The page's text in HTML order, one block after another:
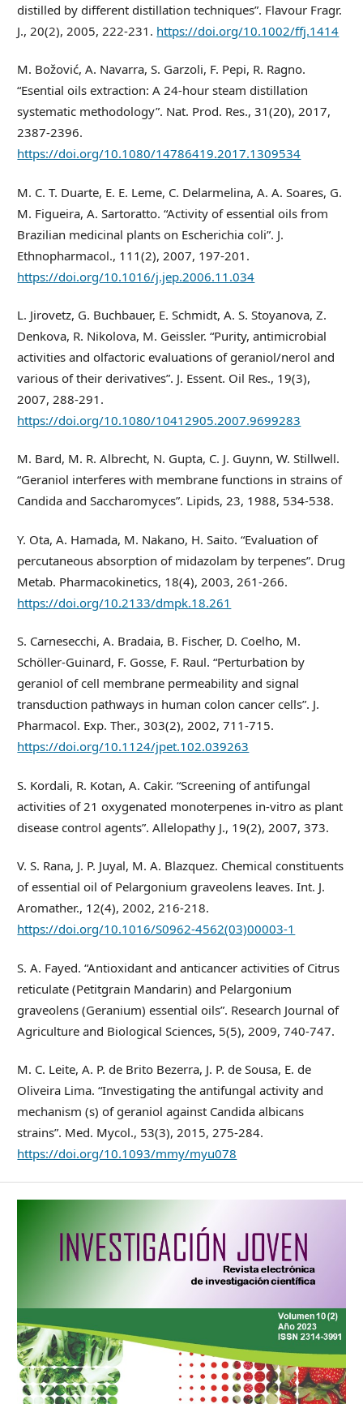
distilled by different distillation techniques”. Flavour Fragr.
J., 20(2), 2005, 222-231. https://doi.org/10.1002/ffj.1414
M. Božović, A. Navarra, S. Garzoli, F. Pepi, R. Ragno.
“Esential oils extraction: A 24-hour steam distillation
systematic methodology”. Nat. Prod. Res., 31(20), 2017,
2387-2396.
https://doi.org/10.1080/14786419.2017.1309534
M. C. T. Duarte, E. E. Leme, C. Delarmelina, A. A. Soares, G.
M. Figueira, A. Sartoratto. “Activity of essential oils from
Brazilian medicinal plants on Escherichia coli”. J.
Ethnopharmacol., 111(2), 2007, 197-201.
https://doi.org/10.1016/j.jep.2006.11.034
L. Jirovetz, G. Buchbauer, E. Schmidt, A. S. Stoyanova, Z.
Denkova, R. Nikolova, M. Geissler. “Purity, antimicrobial
activities and olfactoric evaluations of geraniol/nerol and
various of their derivatives”. J. Essent. Oil Res., 19(3),
2007, 288-291.
https://doi.org/10.1080/10412905.2007.9699283
M. Bard, M. R. Albrecht, N. Gupta, C. J. Guynn, W. Stillwell.
“Geraniol interferes with membrane functions in strains of
Candida and Saccharomyces”. Lipids, 23, 1988, 534-538.
Y. Ota, A. Hamada, M. Nakano, H. Saito. “Evaluation of
percutaneous absorption of midazolam by terpenes”. Drug
Metab. Pharmacokinetics, 18(4), 2003, 261-266.
https://doi.org/10.2133/dmpk.18.261
S. Carnesecchi, A. Bradaia, B. Fischer, D. Coelho, M.
Schöller-Guinard, F. Gosse, F. Raul. “Perturbation by
geraniol of cell membrane permeability and signal
transduction pathways in human colon cancer cells”. J.
Pharmacol. Exp. Ther., 303(2), 2002, 711-715.
https://doi.org/10.1124/jpet.102.039263
S. Kordali, R. Kotan, A. Cakir. “Screening of antifungal
activities of 21 oxygenated monoterpenes in-vitro as plant
disease control agents”. Allelopathy J., 19(2), 2007, 373.
V. S. Rana, J. P. Juyal, M. A. Blazquez. Chemical constituents
of essential oil of Pelargonium graveolens leaves. Int. J.
Aromather., 12(4), 2002, 216-218.
https://doi.org/10.1016/S0962-4562(03)00003-1
S. A. Fayed. “Antioxidant and anticancer activities of Citrus
reticulate (Petitgrain Mandarin) and Pelargonium
graveolens (Geranium) essential oils”. Research Journal of
Agriculture and Biological Sciences, 5(5), 2009, 740-747.
M. C. Leite, A. P. de Brito Bezerra, J. P. de Sousa, E. de
Oliveira Lima. “Investigating the antifungal activity and
mechanism (s) of geraniol against Candida albicans
strains”. Med. Mycol., 53(3), 2015, 275-284.
https://doi.org/10.1093/mmy/myu078